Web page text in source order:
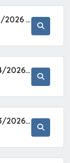
PREGÃO ELETRÔNICO Nº 021/2026 - AQUISIÇÃO DE CONTENTORES E CARRINHOS, DESTINADOS A COLETIVA E MANEJO DE RESÍDUOS SÓLIDOS, ATRAVÉS DO SISTEMA DE REGISTRO DE PREÇOS (SRP)
PREGÃO ELETRÔNICO Nº 024/2026 - AQUISIÇÃO DE GÁS MEDICINAL TIPO OXIGÊNIO (1,00 M3, 3,00 M3 E 10,00 M3), EM ATENDIMENTO À SECRETARIA MUNICIPAL DE SAÚDE, ATRAVÉS DO SISTEMA DE REGISTRO DE PREÇOS (SRP)
PREGÃO ELETRÔNICO Nº 023/2026 - AQUISIÇÃO DE ENXOVAL INFANTIL, EM ATENDIMENTO À SECRETARIA MUNICIPAL DE EDUCAÇÃO, ATRAVÉS DO SISTEMA DE REGISTRO DE PREÇOS (SRP).